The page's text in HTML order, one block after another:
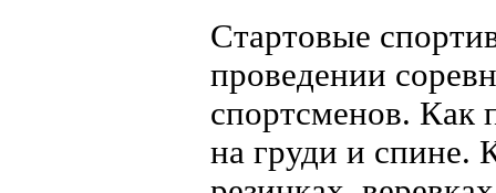
Стартовые
проведении
спортсменов. Как
на груди и спине.